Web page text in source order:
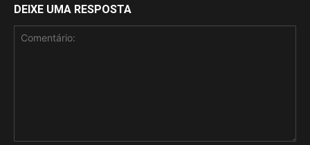
DEIXE UMA RESPOSTA